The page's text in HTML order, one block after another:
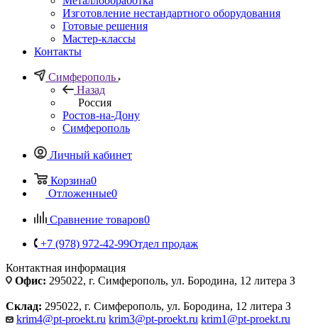
Изготовление нестандартного оборудования
Готовые решения
Мастер-классы
Контакты
Симферополь
Назад
Россия
Ростов-на-Дону
Симферополь
Личный кабинет
Корзина0
Отложенные0
Сравнение товаров0
+7 (978) 972-42-99Отдел продаж
Контактная информация
Офис: 295022, г. Симферополь, ул. Бородина, 12 литера З
Склад: 295022, г. Симферополь, ул. Бородина, 12 литера З
krim4@pt-proekt.ru krim3@pt-proekt.ru krim1@pt-proekt.ru